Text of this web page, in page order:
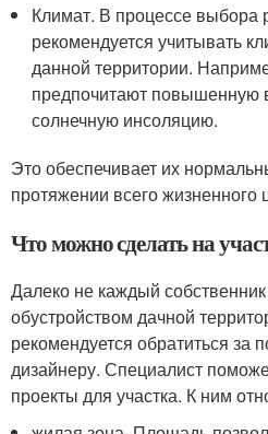
Климат. В процессе выбора
рекомендуется учитывать
данной территории.
предпочитают повышенную
солнечную инсоляцию.
Это обеспечивает их
протяжении всего жизненного
Что можно сделать на
Далеко не каждый
обустройством дачной
рекомендуется обратиться
дизайнеру. Специалист
проекты для участка. К ним